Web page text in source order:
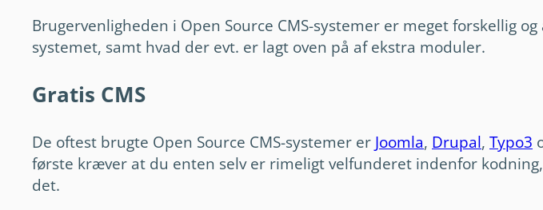
Brugervenligheden i Open Source CMS-systemer er meget forskellig
systemet, samt hvad der evt. er lagt oven på af ekstra moduler.
Gratis CMS
De oftest brugte Open Source CMS-systemer er Joomla, Drupal, Typo3
første kræver at du enten selv er rimeligt velfunderet indenfor
det.